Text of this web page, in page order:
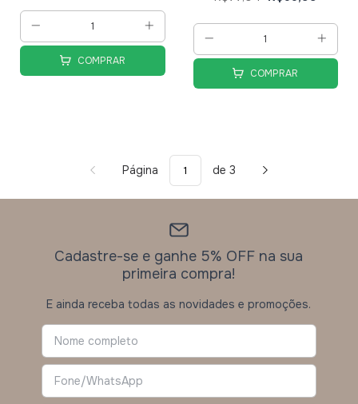
COMPRAR
COMPRAR
Página de 3
Cadastre-se e ganhe 5% OFF na sua
primeira compra!
E ainda receba todas as novidades e promoções.